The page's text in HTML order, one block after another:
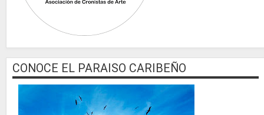
CONOCE EL PARAISO CARIBEÑO